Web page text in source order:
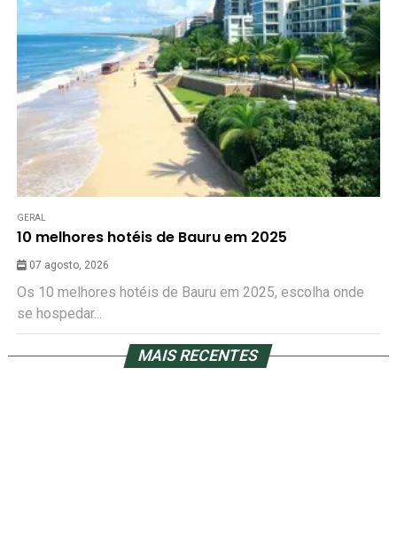
GERAL
10 melhores hotéis de Bauru em 2025
07 agosto, 2026
Os 10 melhores hotéis de Bauru em 2025, escolha onde
se hospedar...
MAIS RECENTES